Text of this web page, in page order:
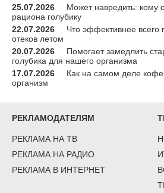
25.07.2026
Может навредить: кому
рациона голубику
22.07.2026
Что эффективнее всего
отеков летом
20.07.2026
Помогает замедлить
голубика для нашего организма
17.07.2026
Как на самом деле
организм
РЕКЛАМОДАТЕЛЯМ
РЕКЛАМА НА ТВ
РЕКЛАМА НА РАДИО
РЕКЛАМА В ИНТЕРНЕТ